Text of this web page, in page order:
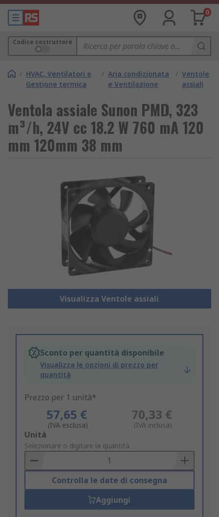
0
Codice costruttore
/ HVAC, Ventilatori e
Gestione termica
/ Aria condizionata
e Ventilazione
/ Ventole
assiali
Ventola assiale Sunon PMD, 323
m³/h, 24V cc 18.2 W 760 mA 120
mm 120mm 38 mm
Visualizza Ventole assiali
Sconto per quantità disponibile
Visualizza le opzioni di prezzo per
quantità
Prezzo per 1 unità*
57,65 €
(IVA esclusa)
70,33 €
(IVA inclusa)
Add
to
Basket
Unità
Selezionare o digitare la quantità
Controlla le date di consegna
Aggiungi